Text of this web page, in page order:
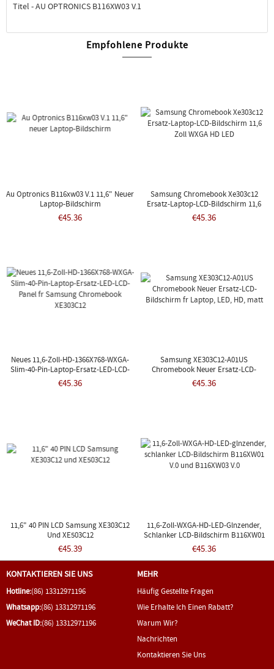
Titel - AU OPTRONICS B116XW03 V.1
Empfohlene Produkte
Au Optronics B116xw03 V.1 11,6" Neuer
Laptop-Bildschirm
€45.36
Samsung Chromebook Xe303c12
Ersatz-Laptop-LCD-Bildschirm 11,6
Zoll WXGA HD LED
€45.36
Neues 11,6-Zoll-HD-1366X768-WXGA-
Slim-40-Pin-Laptop-Ersatz-LED-LCD-
Panel Fr Samsung Chromebook
XE303C12
€45.36
Samsung XE303C12-A01US
Chromebook Neuer Ersatz-LCD-
Bildschirm Fr Laptop, LED, HD, Matt
€45.36
11,6" 40 PIN LCD Samsung XE303C12
Und XE503C12
€45.39
11,6-Zoll-WXGA-HD-LED-Glnzender,
Schlanker LCD-Bildschirm B116XW01
V.0 Und B116XW03 V.0
€45.36
KONTAKTIEREN SIE UNS
Hotline:(86) 13312971196
Whatsapp:(86) 13312971196
WeChat ID:(86) 13312971196
MEHR
Häufig Gestellte Fragen
Wie Erhalte Ich Einen Rabatt?
Warum Wir?
Nachrichten
Kontaktieren Sie Uns